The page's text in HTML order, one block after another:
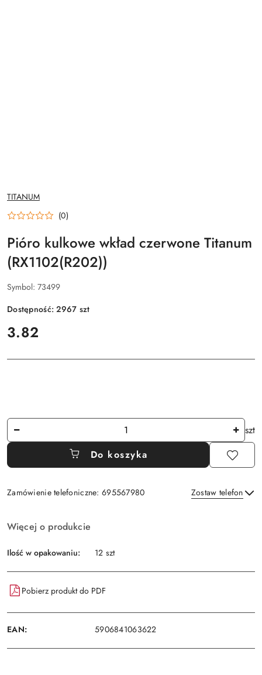
NAZWA
PRODUCENTA:
TITANUM
(0)
Pióro kulkowe wkład czerwone Titanum
(RX1102(R202))
Symbol: 73499
Dostępność:2967 szt
cena:
3.82
Ilość
szt
Do koszyka
Zamówienie telefoniczne: 695567980 Zostaw telefon
i
dostawa
Więcej o produkcie
Ilość w opakowaniu: 12 szt
Pobierz produkt do PDF
EAN: 5906841063622